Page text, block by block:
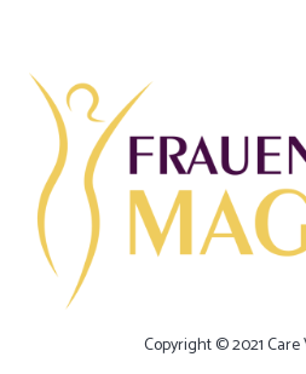
Copyright © 2021